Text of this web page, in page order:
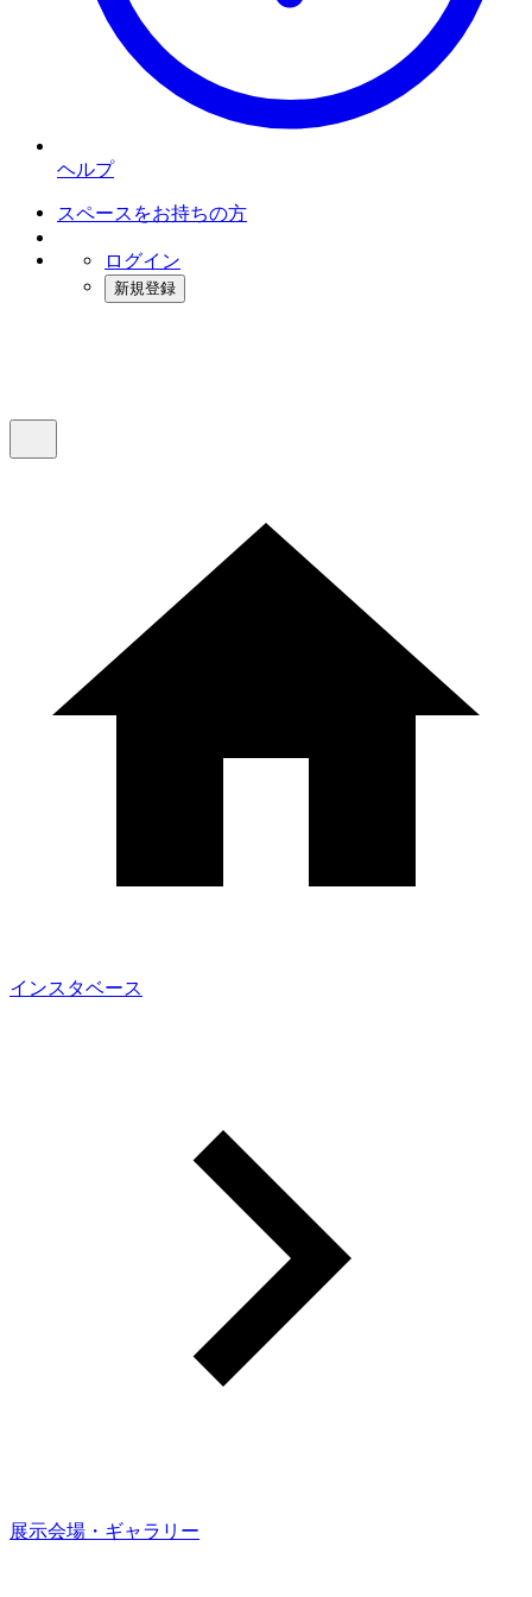
ヘルプ
スペースをお持ちの方
ログイン
新規登録
インスタベース
展示会場・ギャラリー